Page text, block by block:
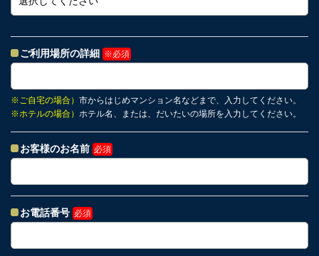
ご利用場所の詳細 ※必須
※ご自宅の場合） 市からはじめマンション名などまで、入力してください。
※ホテルの場合） ホテル名、または、だいたいの場所を入力してください。
お客様のお名前 必須
お電話番号 必須